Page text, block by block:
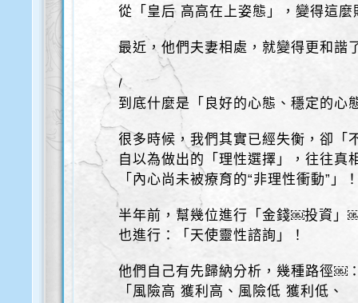
從「皇后 高高在上姿態」，變得這麼
最近，他們夫妻相處，就變得更和諧
/
到底什麼是「良好的心態、穩定的心
很多時候，我們其實已經失衡，卻「
自以為做出的「理性選擇」，往往真
「內心尚未被療育的“非理性衝動”」
半年前，幫幾位進行「金錢￼投資」
也進行：「天使靈性諮詢」！
他們自己有先歸納分析，幾種路徑￼
「風險高 獲利高、風險低 獲利低、